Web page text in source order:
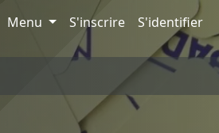
Menu
S'inscrire S'identifier